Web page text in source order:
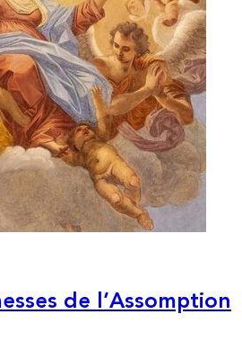
de l’Assomption